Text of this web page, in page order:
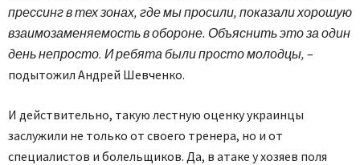
прессинг в тех зонах, где мы просили, показали хорошую
взаимозаменяемость в обороне. Объяснить это за один
день непросто. И ребята были просто молодцы, –
подытожил Андрей Шевченко.
И действительно, такую лестную оценку украинцы
заслужили не только от своего тренера, но и от
специалистов и болельщиков. Да, в атаке у хозяев поля